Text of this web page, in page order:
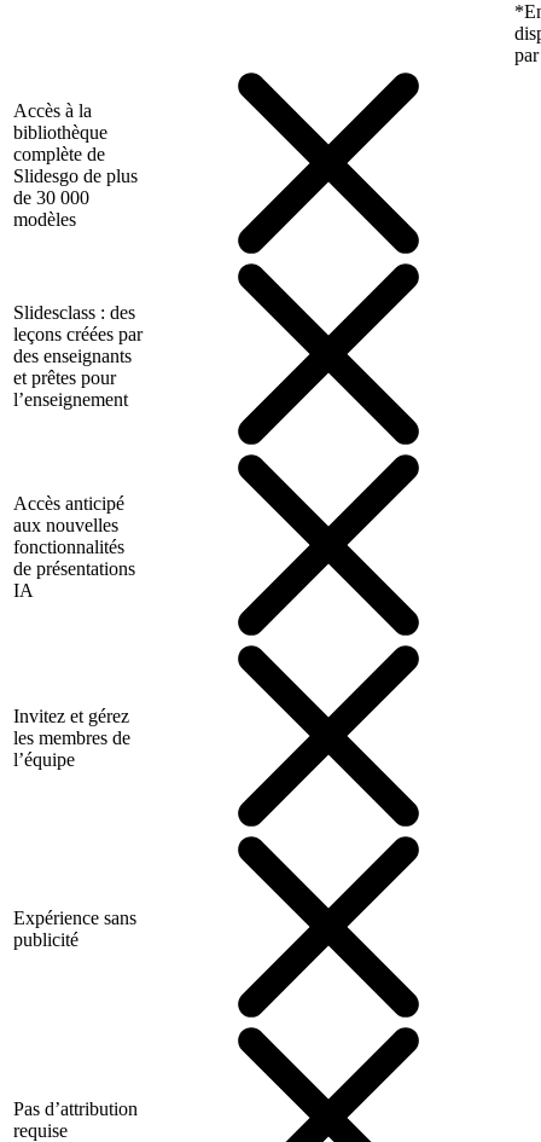
Accès à la
bibliothèque
complète de
Slidesgo de plus
de 30 000
modèles
Slidesclass : des
leçons créées par
des enseignants
et prêtes pour
l’enseignement
Accès anticipé
aux nouvelles
fonctionnalités
de présentations
IA
Invitez et gérez
les membres de
l’équipe
Expérience sans
publicité
Pas d’attribution
requise